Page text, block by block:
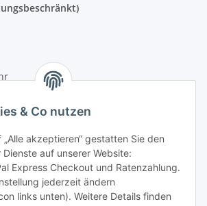
& Co nutzen
akzeptieren“ gestatten Sie den
auf unserer Website:
Express Checkout und Ratenzahlung.
jederzeit ändern
links unten). Weitere Details finden